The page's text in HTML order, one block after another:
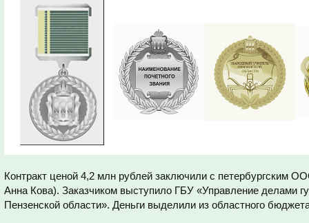
Контракт ценой 4,2 млн рублей заключили с петербургским
Анна Кова). Заказчиком выступило ГБУ «Управление делами
Пензенской области». Деньги выделили из областного